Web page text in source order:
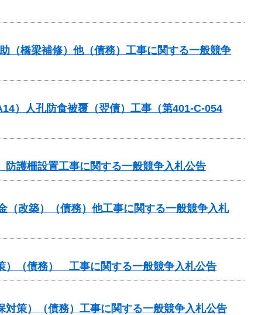
（橋梁補修）他（債務）工事に関する一般競争
）人孔防食被覆（翌債）工事（第401-C-054
護柵設置工事に関する一般競争入札公告
改築）（債務）他工事に関する一般競争入札
）（債務） 工事に関する一般競争入札公告
策）（債務）工事に関する一般競争入札公告